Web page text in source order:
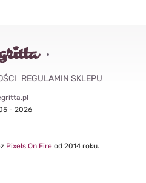
- 2026
REGULAMIN SKLEPU
Pixels On Fire od 2014 roku.